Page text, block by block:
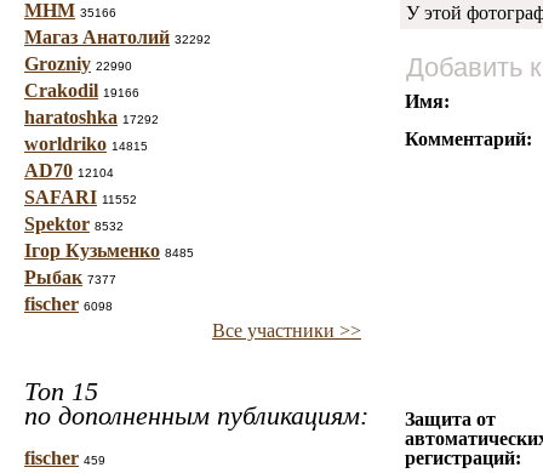
МНМ 35166
Магаз Анатолий 32292
Grozniy 22990
Crakodil 19166
haratoshka 17292
worldriko 14815
AD70 12104
SAFARI 11552
Spektor 8532
Ігор Кузьменко 8485
Рыбак 7377
fischer 6098
Все участники >>
Топ 15
по дополненным публикациям:
fischer 459
У этой
Добавить
Имя:
Комментарий:
Защита от
регистраций: